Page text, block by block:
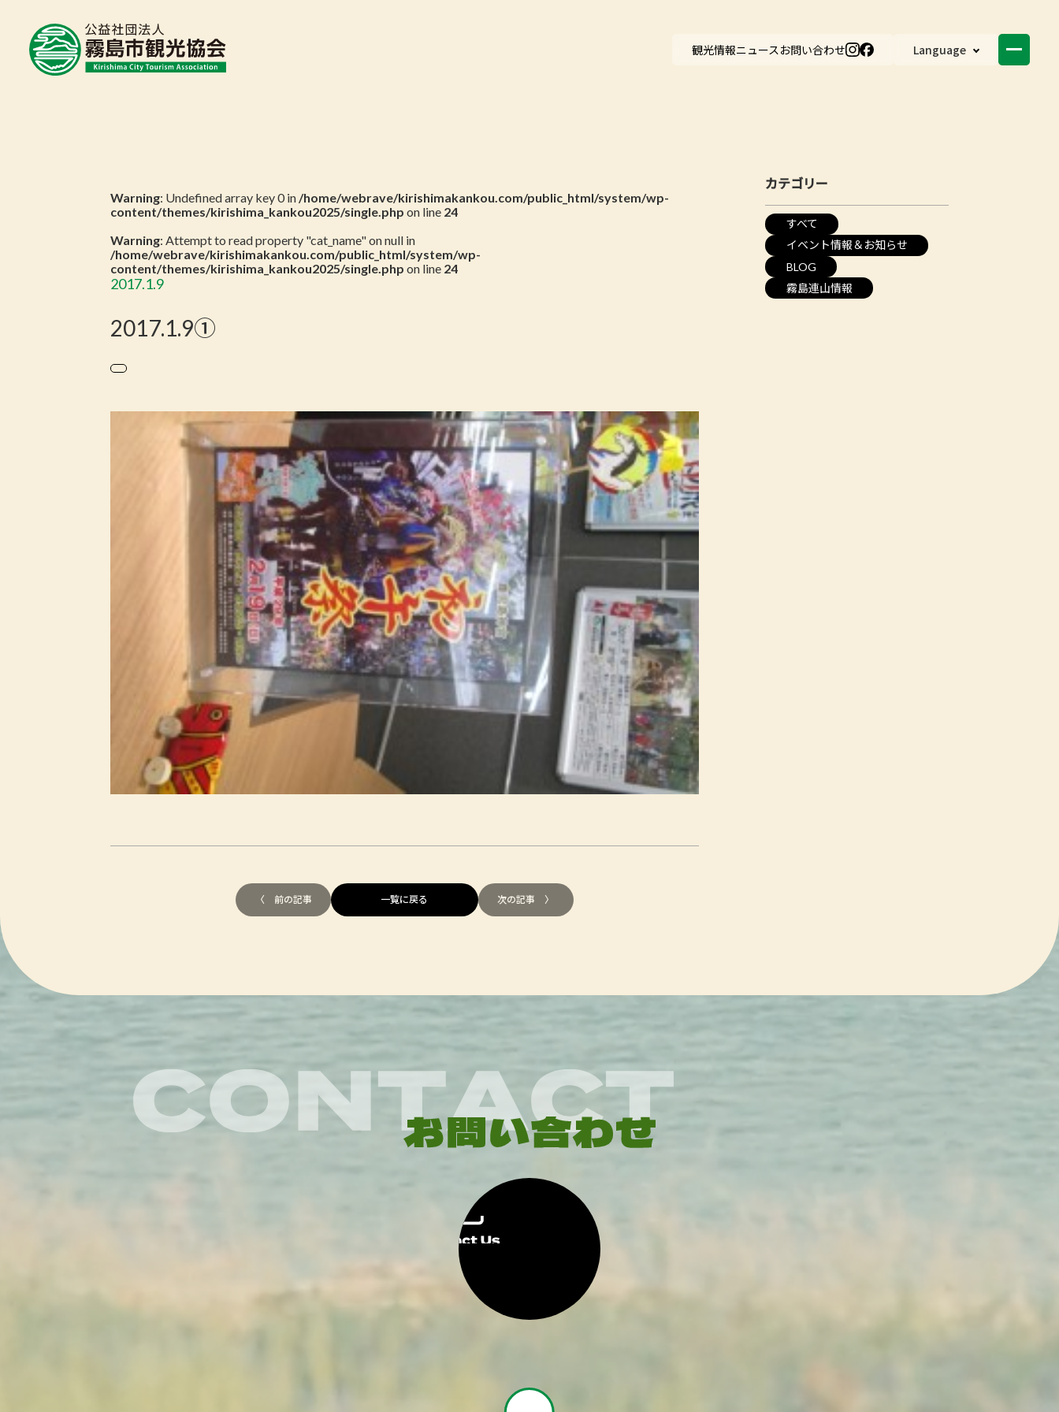
観光情報ニュース お問い合わせ Language
Warning: Undefined array key 0 in/home/webrave/kirishimakankou.com/public_html/system/wp-
content/themes/kirishima_kankou2025/single.php on line 24
Warning: Attempt to read property "cat_name" on null in
/home/webrave/kirishimakankou.com/public_html/system/wp-
content/themes/kirishima_kankou2025/single.php on line 24
2017.1.9
2017.1.9①
〈 前の記事 一覧に戻る 次の記事 〉
カテゴリー
すべて
イベント情報＆お知らせ
BLOG
霧島連山情報